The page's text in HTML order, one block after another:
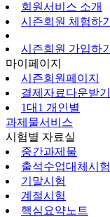
회원서비스 소개
시즌회원 체험하기
시즌회원 가입하기
마이페이지
시즌회원페이지
결제자료다운받기
1대1 개인별
과제물서비스
시험별 자료실
중간과제물
출석수업대체시험
기말시험
계절시험
핵심요약노트